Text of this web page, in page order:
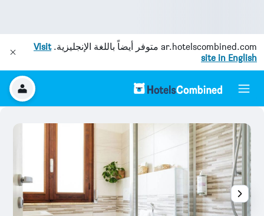
ar.hotelscombined.com متوفر أيضاً باللغة الإنجليزية.Visit
site in English